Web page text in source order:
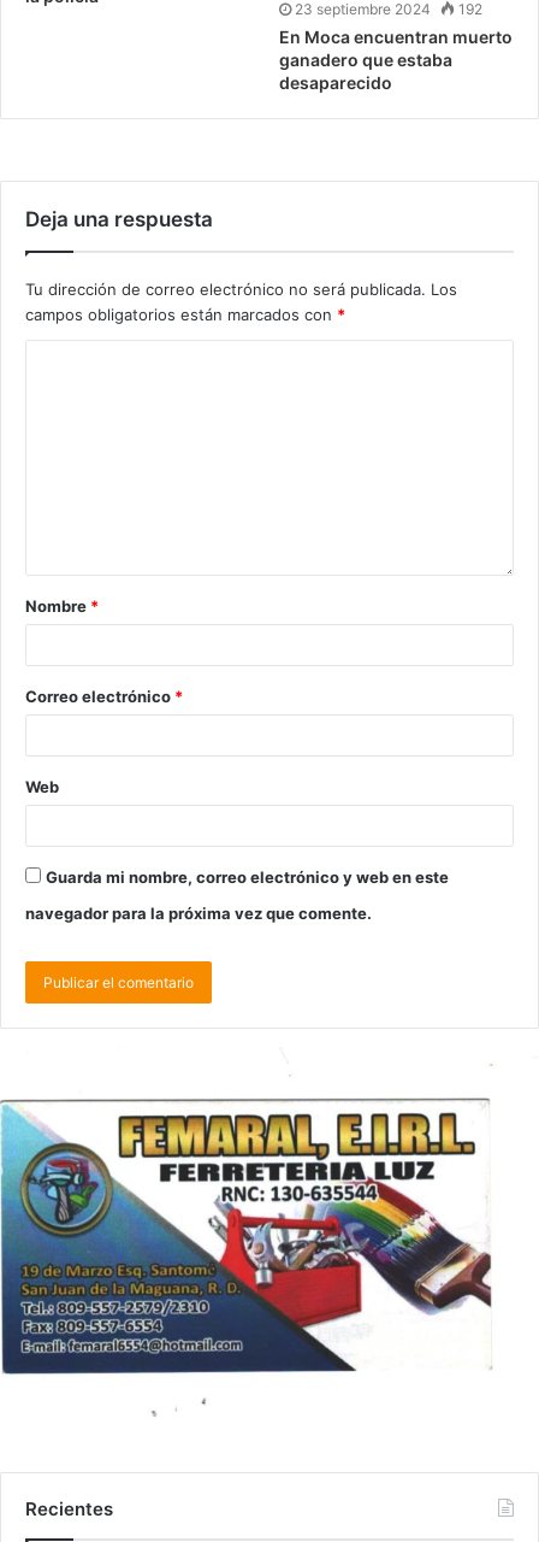
23 septiembre 2024 192
En Moca encuentran muerto
ganadero que estaba
desaparecido
Deja una respuesta
Tu dirección de correo electrónico no será publicada. Los
campos obligatorios están marcados con *
Nombre *
Correo electrónico *
Web
Guarda mi nombre, correo electrónico y web en este
navegador para la próxima vez que comente.
Recientes